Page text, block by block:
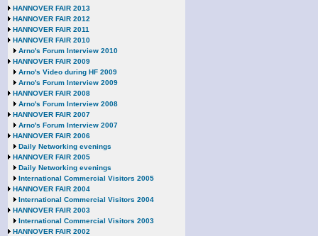
HANNOVER FAIR 2013
HANNOVER FAIR 2012
HANNOVER FAIR 2011
HANNOVER FAIR 2010
Arno's Forum Interview 2010
HANNOVER FAIR 2009
Arno's Video during HF 2009
Arno's Forum Interview 2009
HANNOVER FAIR 2008
Arno's Forum Interview 2008
HANNOVER FAIR 2007
Arno's Forum Interview 2007
HANNOVER FAIR 2006
Daily Networking evenings
HANNOVER FAIR 2005
Daily Networking evenings
International Commercial Visitors 2005
HANNOVER FAIR 2004
International Commercial Visitors 2004
HANNOVER FAIR 2003
International Commercial Visitors 2003
HANNOVER FAIR 2002